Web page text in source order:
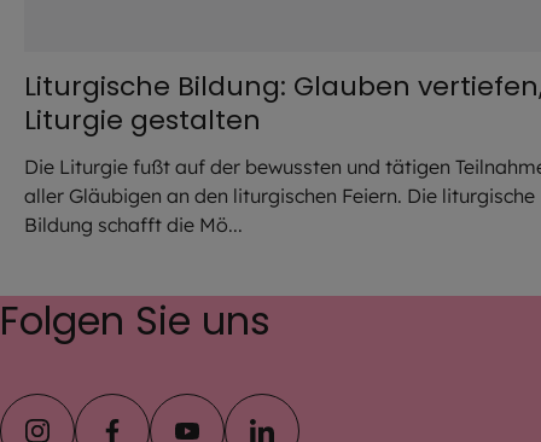
Liturgische Bildung: Glauben
Liturgie gestalten
Die Liturgie fußt auf der bewussten und tätigen
aller Gläubigen an den liturgischen Feiern. Die liturgische
Bildung schafft die Mö...
Folgen Sie uns